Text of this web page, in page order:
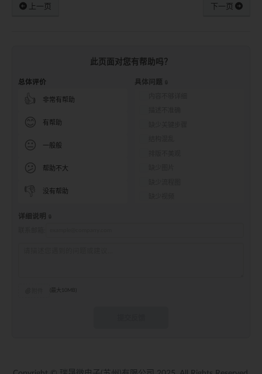
下一页
上一页
此页面对您有帮助吗？
总体评价
👍 非常有帮助
😊 有帮助
😐 一般般
😕 帮助不大
👎 没有帮助
具体问题
详细说明
(最大10MB)